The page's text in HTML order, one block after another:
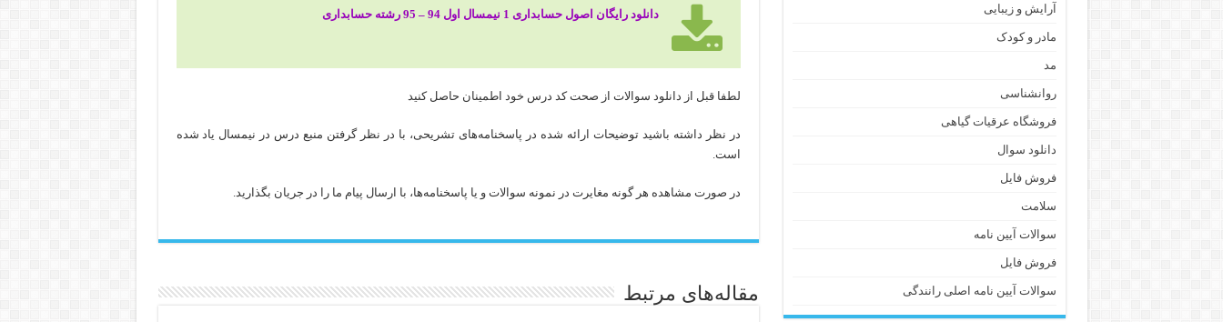
دانلود رایگان اصول حسابداری 1 نیمسال اول 94 – 95 رشته حسابداری
لطفا قبل از دانلود سوالات از صحت کد درس خود اطمینان حاصل کنید
در نظر داشته باشید توضیحات ارائه شده در پاسخنامه‌های تشریحی، با در نظر گرفتن منبع درس در نیمسال یاد شده
است.
در صورت مشاهده هر گونه مغایرت در نمونه سوالات و یا پاسخنامه‌ها، با ارسال پیام ما را در جریان بگذارید.
مقاله‌های مرتبط
آرایش و زیبایی
مادر و کودک
مد
روانشناسی
فروشگاه عرقیات گیاهی
دانلود سوال
فروش فایل
سلامت
سوالات آیین نامه
فروش فایل
سوالات آیین نامه اصلی رانندگی